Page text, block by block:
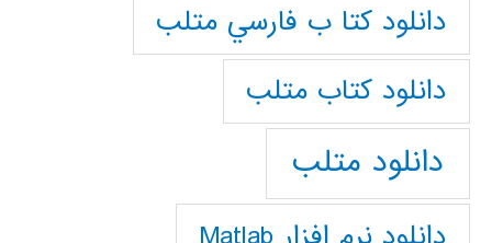
دانلود كتا ب فارسي متلب
دانلود كتاب متلب
دانلود متلب